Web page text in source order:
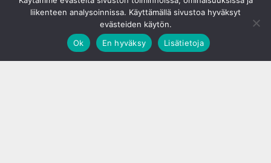
liikenteen analysoinnissa. Käyttämällä sivustoa hyväksyt
evästeiden käytön.
Ok
En hyväksy Lisätietoja